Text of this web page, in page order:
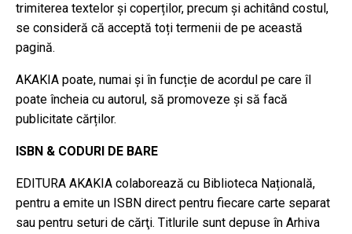
trimiterea textelor și coperților, precum și achitând costul,
se consideră că acceptă toți termenii de pe această
pagină.
AKAKIA poate, numai și în funcție de acordul pe care îl
poate încheia cu autorul, să promoveze și să facă
publicitate cărților.
ISBN & CODURI DE BARE
EDITURA ΑΚΑΚΙΑ colaborează cu Biblioteca Națională,
pentru a emite un ISBN direct pentru fiecare carte separat
sau pentru seturi de cărţi. Titlurile sunt depuse în Arhiva